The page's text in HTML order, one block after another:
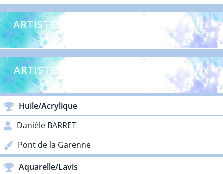
ARTISTES DÉBUTANTS - Adultes - Prix
ARTISTES CONFIRMÉS - Adultes - Prix
Huile/Acrylique
Danièle BARRET
Pont de la Garenne
Aquarelle/Lavis